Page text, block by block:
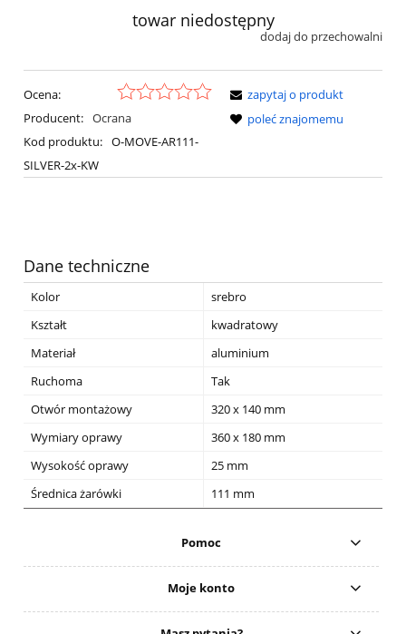
towar niedostępny
dodaj do przechowalni
Ocena:
Producent: Ocrana
Kod produktu: O-MOVE-AR111-
SILVER-2x-KW
zapytaj o produkt
poleć znajomemu
Dane techniczne
Kolor
srebro
Kształt
kwadratowy
Materiał
aluminium
Ruchoma
Tak
Otwór montażowy
320 x 140 mm
Wymiary oprawy
360 x 180 mm
Wysokość oprawy
25 mm
Średnica żarówki
111 mm
Pomoc
Moje konto